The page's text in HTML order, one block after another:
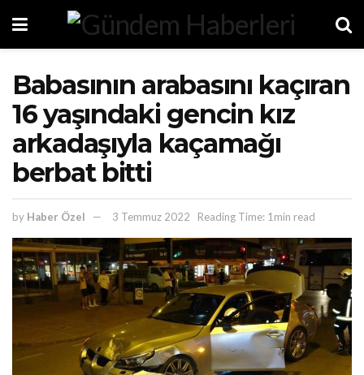
Babasının arabasını kaçıran
16 yaşındaki gencin kız
arkadaşıyla kaçamağı
berbat bitti
by Haber Özel 3 Temmuz 2022 Reading Time: 1min read